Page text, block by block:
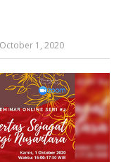
1, 2020